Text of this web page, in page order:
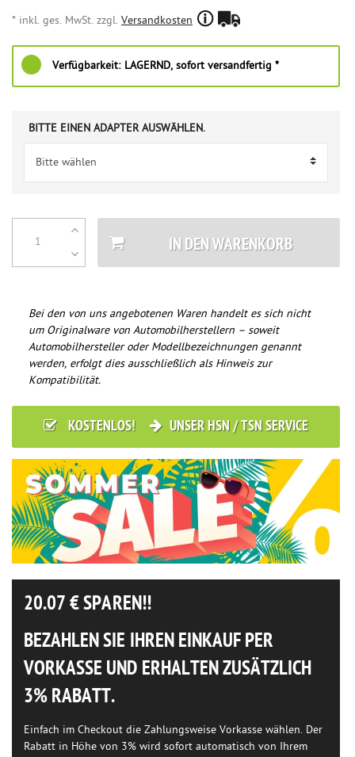
* inkl. ges. MwSt. zzgl. Versandkosten
Verfügbarkeit: LAGERND, sofort versandfertig *
BITTE EINEN ADAPTER AUSWÄHLEN.
IN DEN WARENKORB
Bei den von uns angebotenen Waren handelt es sich nicht
um Originalware von Automobilherstellern – soweit
Automobilhersteller oder Modellbezeichnungen genannt
werden, erfolgt dies ausschließlich als Hinweis zur
Kompatibilität.
KOSTENLOS! UNSER HSN / TSN SERVICE
20.07€ SPAREN!!
BEZAHLEN SIE IHREN EINKAUF PER
VORKASSE UND ERHALTEN ZUSÄTZLICH
3% RABATT.
Einfach im Checkout die Zahlungsweise Vorkasse wählen. Der
Rabatt in Höhe von 3% wird sofort automatisch von Ihrem